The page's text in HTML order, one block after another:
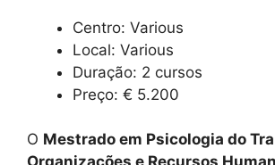
Centro: Various
Local: Various
Duração: 2 cursos
Preço: € 5.200
O Mestrado em Psicologia do